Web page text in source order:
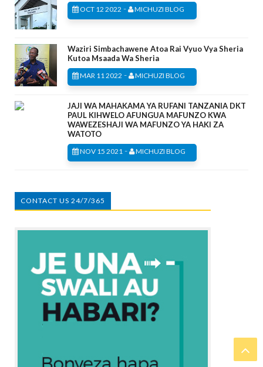
OCT 12 2022 - MICHUZI BLOG
Waziri Simbachawene Atoa Rai Vyuo Vya Sheria
Kutoa Msaada Wa Sheria
MAR 11 2022 - MICHUZI BLOG
JAJI WA MAHAKAMA YA RUFANI TANZANIA DKT
PAUL KIHWELO AFUNGUA MAFUNZO KWA
WAWEZESHAJI WA MAFUNZO YA HAKI ZA
WATOTO
NOV 15 2021 - MICHUZI BLOG
CONTACT US 24/7/365